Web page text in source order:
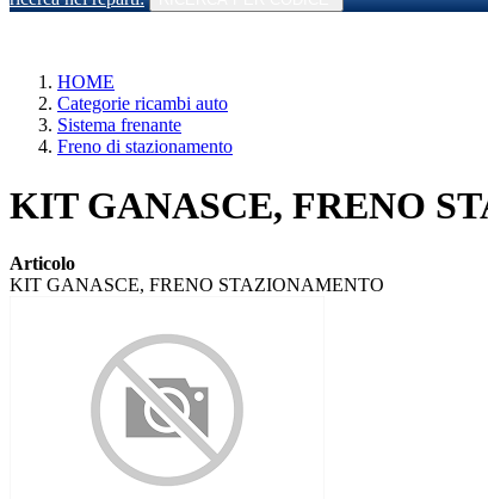
HOME
Categorie ricambi auto
Sistema frenante
Freno di stazionamento
KIT GANASCE, FRENO
Articolo
KIT GANASCE, FRENO STAZIONAMENTO